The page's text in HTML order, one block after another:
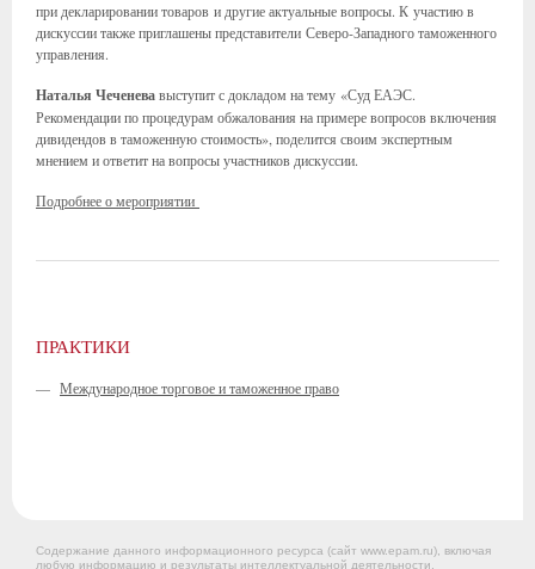
при декларировании товаров и другие актуальные вопросы. К участию в
дискуссии также приглашены представители Северо-Западного таможенного
управления.
Наталья Чеченевавыступит с докладом на тему «Суд ЕАЭС.
Рекомендации по процедурам обжалования на примере вопросов включения
дивидендов в таможенную стоимость», поделится своим экспертным
мнением и ответит на вопросы участников дискуссии.
Подробнее о мероприятии
ПРАКТИКИ
— Международное торговое и таможенное право
Содержание данного информационного ресурса (сайт www.epam.ru), включая
любую информацию и результаты интеллектуальной деятельности,